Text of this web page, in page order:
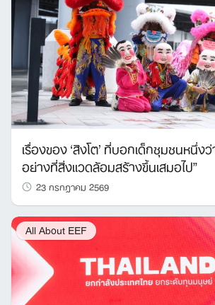
เรื่องของ ‘สิงโต’ ที่บอกเด็กชุมชนหนึ่งว่
อย่างที่สิ่งแวดล้อมสร้างขึ้นเสมอไป”
23 กรกฎาคม 2569
All About EEF